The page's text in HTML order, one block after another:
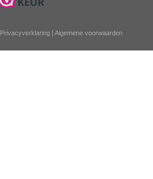
Privacyverklaring | Algemene voorwaarden